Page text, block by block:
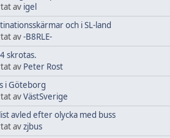
av igel
och i SL-land
av-B8RLE-
skrotas.
av Peter Rost
i Göteborg
avVästSverige
avled efter olycka med buss
avzjbus